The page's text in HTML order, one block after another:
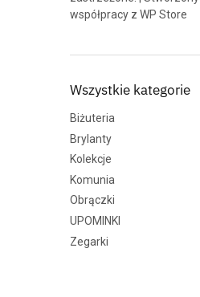
współpracy z WP Store
Wszystkie kategorie
Biżuteria
Brylanty
Kolekcje
Komunia
Obrączki
UPOMINKI
Zegarki